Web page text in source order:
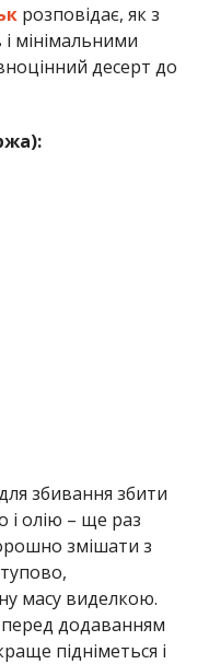
розповідає, як з
і мінімальними
десерт до
збивання збити
олію – ще раз
змішати з
масу виделкою.
додаванням
підніметься і